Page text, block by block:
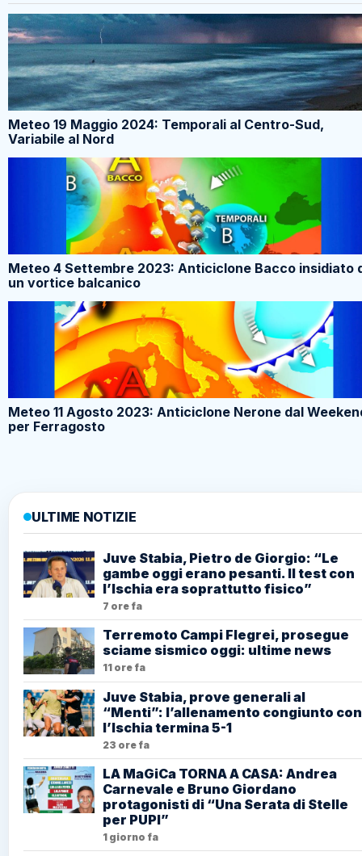
Meteo 19 Maggio 2024: Temporali al Centro-Sud,
Variabile al Nord
Meteo 4 Settembre 2023: Anticiclone Bacco insidiato
un vortice balcanico
Meteo 11 Agosto 2023: Anticiclone Nerone dal
per Ferragosto
ULTIME NOTIZIE
Juve Stabia, Pietro de Giorgio: “Le
gambe oggi erano pesanti. Il test con
l’Ischia era soprattutto fisico”
7 ore fa
Terremoto Campi Flegrei, prosegue
sciame sismico oggi: ultime news
11 ore fa
Juve Stabia, prove generali al
“Menti”: l’allenamento congiunto con
l’Ischia termina 5-1
23 ore fa
LA MaGiCa TORNA A CASA: Andrea
Carnevale e Bruno Giordano
protagonisti di “Una Serata di Stelle
per PUPI”
1 giorno fa